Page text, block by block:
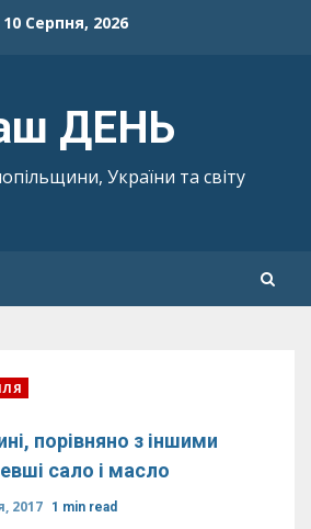
10 Серпня, 2026
ДЕНЬ
України та світу
порівняно з іншими
сало і масло
2017 1 min read